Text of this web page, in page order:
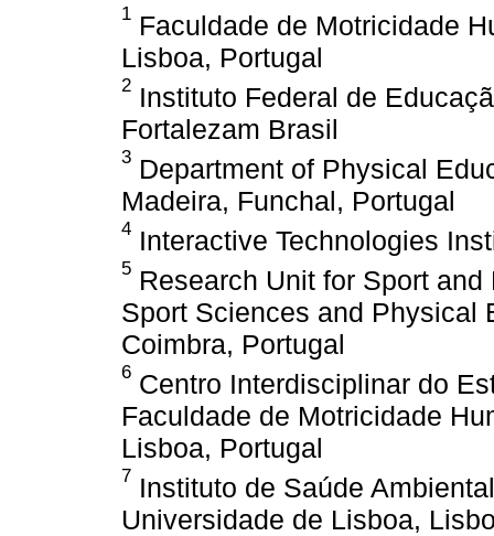
1 Faculdade de Motricidade
Lisboa, Portugal
2 Instituto Federal de
Fortalezam Brasil
3 Department of Physical
Madeira, Funchal, Portugal
4 Interactive Technologies
5 Research Unit for Sport
Sport Sciences and Physical
Coimbra, Portugal
6 Centro Interdisciplinar do
Faculdade de Motricidade
Lisboa, Portugal
7 Instituto de Saúde
Universidade de Lisboa,